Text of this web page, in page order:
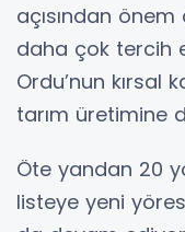
açısından
daha çok tercih
Ordu’nun kırsal
tarım üretimine
Öte yandan 20
listeye yeni